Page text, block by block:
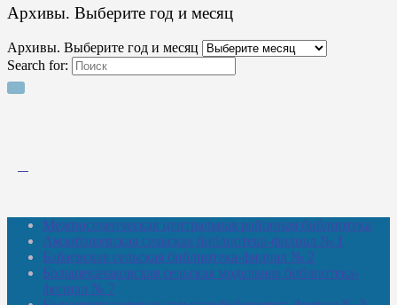
Архивы. Выберите год и месяц
Архивы. Выберите год и месяц
Search for:
Межпоселенческая центральная районная библиотека
Амзибашевская сельская библиотека-филиал № 1
Бабаевская сельская библиотека-филиал № 2
Большекачаковская сельская модельная библиотека-
филиал № 7